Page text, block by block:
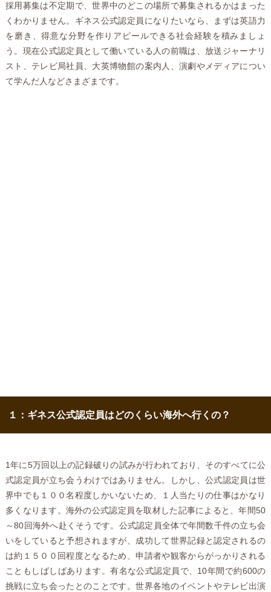
採用募集は不定期で、世界中のどこの場所で募集されるかはまった
くわかりません。ギネス公式認定員になりたいなら、まずは英語力
を磨き、得意な分野を作りアピールできる社会経験を積みましょ
う。現在公式認定員として働いている人の前職は、放送ジャーナリ
スト、テレビ局社員、大英博物館の案内人、演劇やメディアについ
て学んだ人などさまざまです。
１：ギネス公式認定員はどのくらい海外へ行くの？
1年に5万回以上の記録破りの試みが行われており、そのすべてに公
式認定員が立ち会うわけではありません。しかし、公式認定員は世
界中でも１００名程度しかいないため、１人当たりの仕事はかなり
多くなります。海外の公式認定員を取材した記事によると、年間50
～80回海外へ赴くそうです。公式認定員全体で年間数千件の立ち会
いをしていると予想されますが、成功して世界記録と認定されるの
は約１５００回程度となるため、申請者や観客からがっかりされる
こともしばしばあります。有名な公式認定員で、10年間で約600の
挑戦に立ち会ったとのことです。世界各地のイベントやテレビ出演